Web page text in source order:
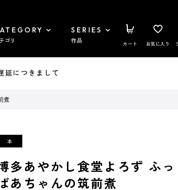
ゴリ
SERIES
作品 カート お気に入り
につきまして
煮
多あやかし食堂よろず ふっ
あちゃんの筑前煮